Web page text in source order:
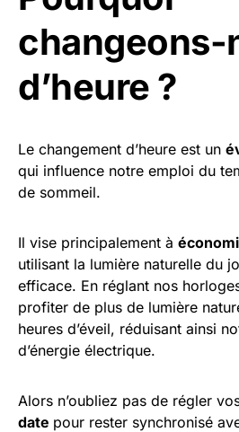
changeons-
d’heure ?
Le changement d’heure est un
qui influence notre emploi du
de sommeil.
Il vise principalement à
utilisant la lumière naturelle du
efficace. En réglant nos
profiter de plus de lumière
heures d’éveil, réduisant ainsi
d’énergie électrique.
Alors n’oubliez pas de régler
date pour rester synchronisé